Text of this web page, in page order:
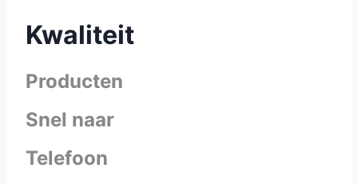
Kwaliteit
Producten
Snel naar
Telefoon